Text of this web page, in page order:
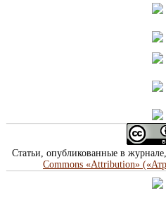
Статьи, опубликованные в
Commons «Attribution»